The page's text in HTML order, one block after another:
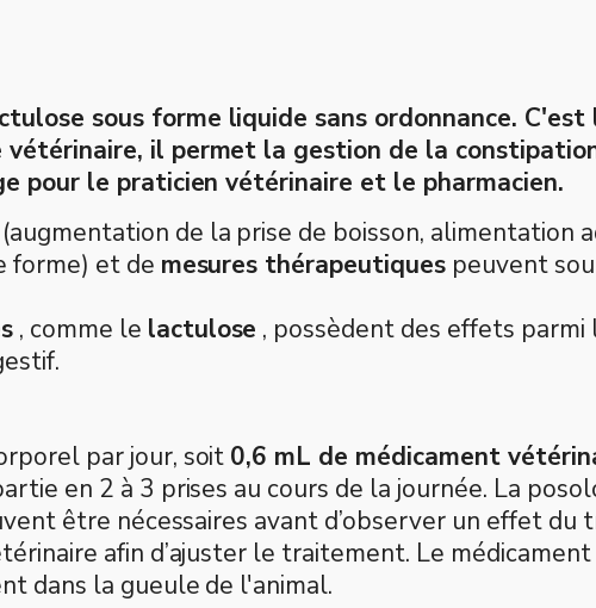
sous forme liquide sans ordonnance.
il permet la gestion de la
pour le praticien vétérinaire et le pharmacien.
de la prise de boisson, alimentation
forme) et de mesures thérapeutiques peuvent
, comme le lactulose , possèdent des effets parmi
par jour, soit 0,6 mL de médicament
en 2 à 3 prises au cours de la journée. La
être nécessaires avant d’observer un effet du
afin d’ajuster le traitement. Le
dans la gueule de l'animal.